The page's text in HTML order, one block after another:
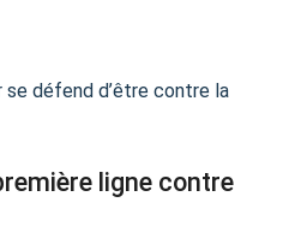
se défend d’être contre la
ligne contre